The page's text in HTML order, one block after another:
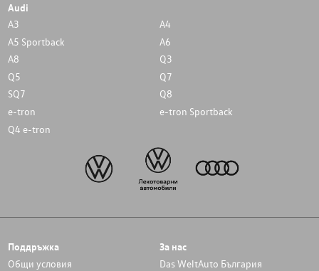
Audi
A3
A4
A5 Sportback
A6
A8
Q3
Q5
Q7
SQ7
Q8
e-tron
e-tron Sportback
Q4 e-tron
Поддръжка
Общи условия
За нас
Das WeltAuto България